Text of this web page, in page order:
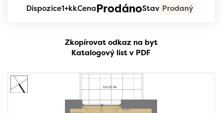
Dispozice1+kkCenaProdánoStav Prodaný
Zkopírovat odkaz na byt
Katalogový list v PDF